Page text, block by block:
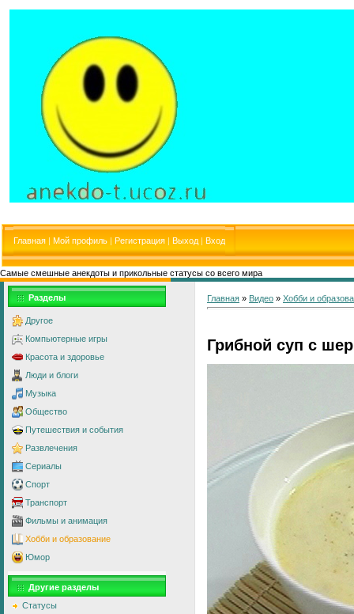
Главная | Мой профиль | Регистрация | Выход | Вход
Самые смешные анекдоты и прикольные статусы со всего мира
Разделы
Другое
Компьютерные игры
Красота и здоровье
Люди и блоги
Музыка
Общество
Путешествия и события
Развлечения
Сериалы
Спорт
Транспорт
Фильмы и анимация
Хобби и образование
Юмор
Другие разделы
Статусы
Главная » Видео » Хобби и
Грибной суп с